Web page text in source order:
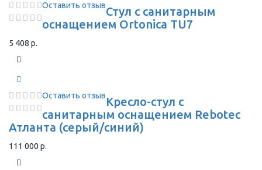
Оставить отзывСтул с санитарным
оснащением Ortonica TU7
5 408 р.
Оставить отзывКресло-стул с
санитарным оснащением Rebotec
Атланта (серый/синий)
111 000 р.